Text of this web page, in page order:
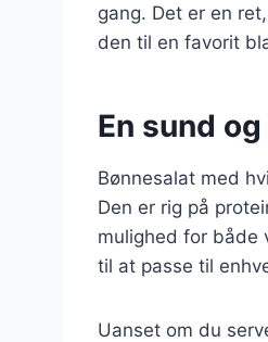
gang. Det er en
den til en favorit
En sund
Bønnesalat med
Den er rig på
mulighed for både
til at passe til
Uanset om du